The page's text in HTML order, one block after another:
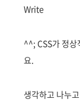
Write
^^; CSS가 정상
요.
생각하고 나누